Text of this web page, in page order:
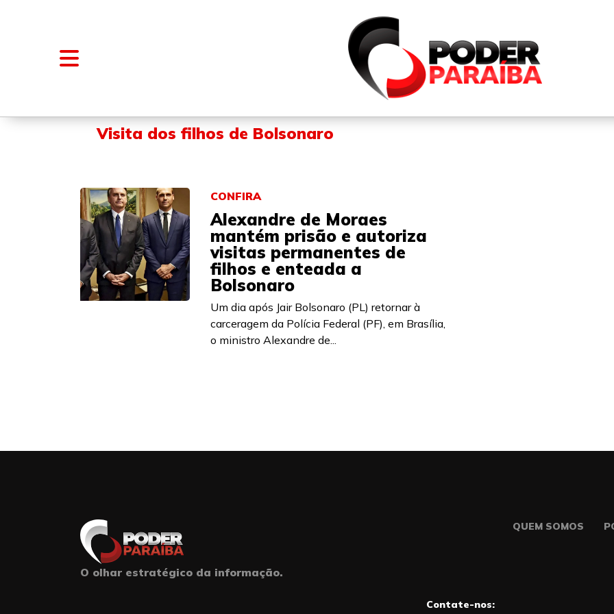
FALE CONOSCO
Visita dos filhos de Bolsonaro
CONFIRA
Alexandre de Moraes
mantém prisão e autoriza
visitas permanentes de
filhos e enteada a
Bolsonaro
Um dia após Jair Bolsonaro (PL) retornar à
carceragem da Polícia Federal (PF), em Brasília,
o ministro Alexandre de...
O olhar estratégico da informação.
QUEM SOMOS
Contate-nos: